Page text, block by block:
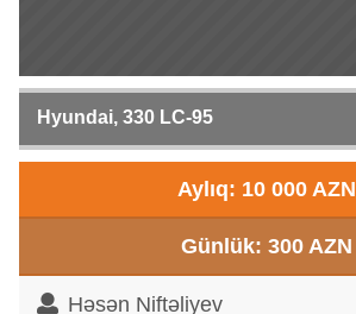
Hyundai, 330 LC-95
Aylıq: 10 000 AZN
Günlük: 300 AZN
Həsən Niftəliyev